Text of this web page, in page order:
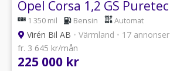
1 350 mil Bensin Automat
Virén Bil AB • Värmland • 17 annonser
fr. 3 645 kr/mån
225 000 kr